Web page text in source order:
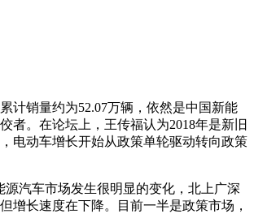
计销量约为52.07万辆，依然是中国新能
者。在论坛上，王传福认为2018年是新旧
电动车增长开始从政策单轮驱动转向政策
源汽车市场发生很明显的变化，北上广深
增长速度在下降。目前一半是政策市场，